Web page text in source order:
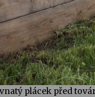
plácek před